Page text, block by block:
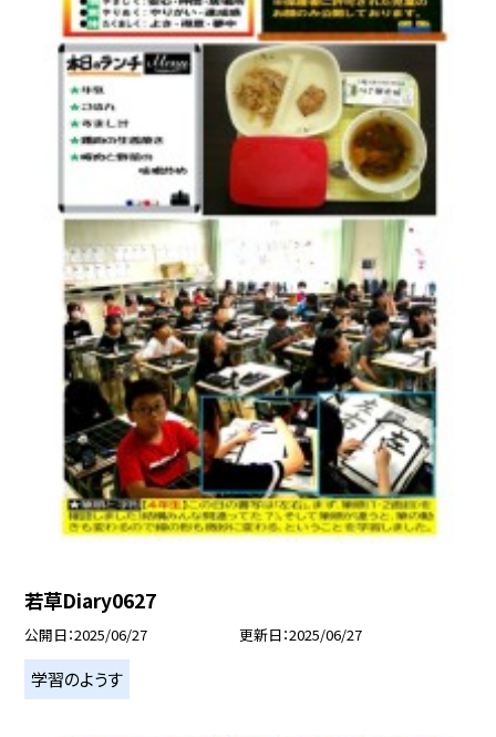
若草Diary0627
公開日 2025/06/27 更新日 2025/06/27
学習のようす